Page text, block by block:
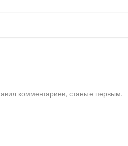
комментариев, станьте первым.